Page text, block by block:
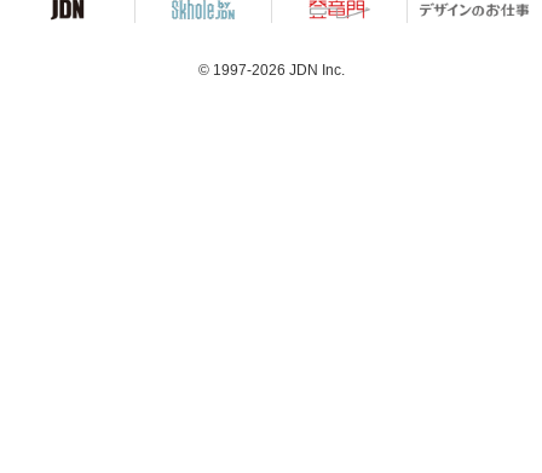
© 1997-2026 JDN Inc.